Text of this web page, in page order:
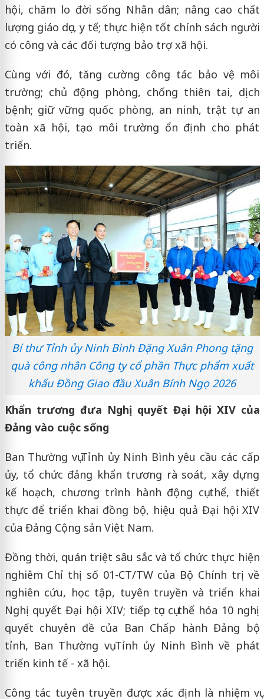
hội, chăm lo đời sống Nhân dân; nâng cao chất
lượng giáo dục, y tế; thực hiện tốt chính sách người
có công và các đối tượng bảo trợ xã hội.
Cùng với đó, tăng cường công tác bảo vệ môi
trường; chủ động phòng, chống thiên tai, dịch
bệnh; giữ vững quốc phòng, an ninh, trật tự an
toàn xã hội, tạo môi trường ổn định cho phát
triển.
Bí thư Tỉnh ủy Ninh Bình Đặng Xuân Phong tặng
quà công nhân Công ty cổ phần Thực phẩm xuất
khẩu Đồng Giao đầu Xuân Bính Ngọ 2026
Khẩn trương đưa Nghị quyết Đại hội XIV của
Đảng vào cuộc sống
Ban Thường vụ Tỉnh ủy Ninh Bình yêu cầu các cấp
ủy, tổ chức đảng khẩn trương rà soát, xây dựng
kế hoạch, chương trình hành động cụ thể, thiết
thực để triển khai đồng bộ, hiệu quả Đại hội XIV
của Đảng Cộng sản Việt Nam.
Đồng thời, quán triệt sâu sắc và tổ chức thực hiện
nghiêm Chỉ thị số 01-CT/TW của Bộ Chính trị về
nghiên cứu, học tập, tuyên truyền và triển khai
Nghị quyết Đại hội XIV; tiếp tục cụ thể hóa 10 nghị
quyết chuyên đề của Ban Chấp hành Đảng bộ
tỉnh, Ban Thường vụ Tỉnh ủy Ninh Bình về phát
triển kinh tế - xã hội.
Công tác tuyên truyền được xác định là nhiệm vụ